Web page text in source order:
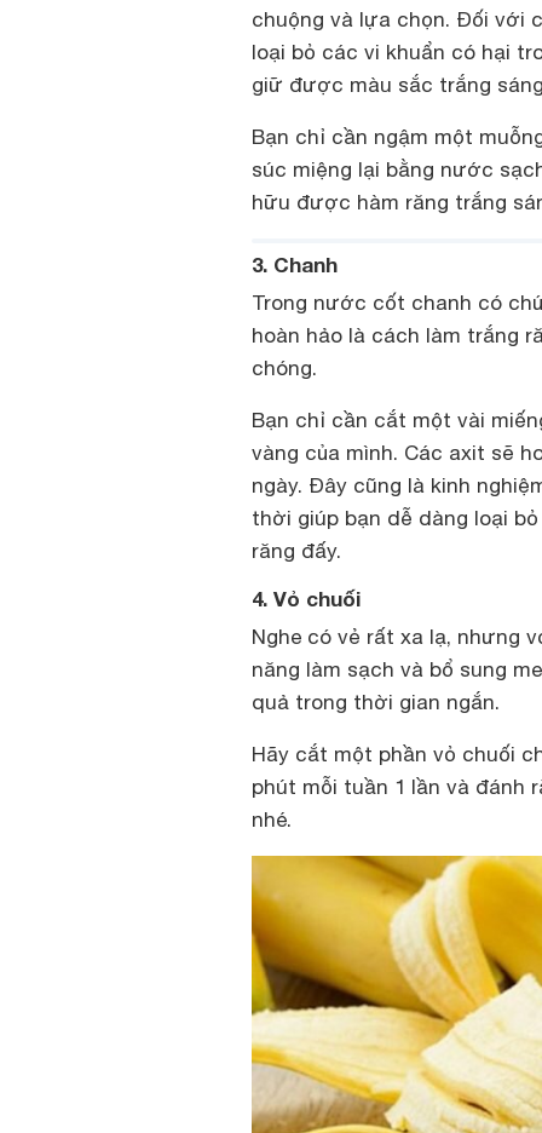
chuộng và lựa chọn. Đối với
loại bỏ các vi khuẩn có hại
giữ được màu sắc trắng
Bạn chỉ cần ngậm một
súc miệng lại bằng nước
hữu được hàm răng trắng
3. Chanh
Trong nước cốt chanh có
hoàn hảo là cách làm trắng
chóng.
Bạn chỉ cần cắt một vài
vàng của mình. Các axit sẽ
ngày. Đây cũng là kinh
thời giúp bạn dễ dàng loại
răng đấy.
4. Vỏ chuối
Nghe có vẻ rất xa lạ, nhưng
năng làm sạch và bổ sung
quả trong thời gian ngắn.
Hãy cắt một phần vỏ chuối
phút mỗi tuần 1 lần và đánh
nhé.